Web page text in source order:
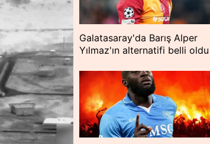
Galatasaray'da Barış Alper
Yılmaz'ın alternatifi belli oldu